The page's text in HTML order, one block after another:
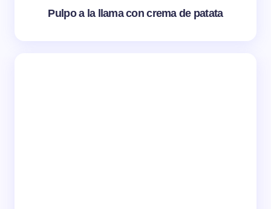
Pulpo a la llama con crema de patata